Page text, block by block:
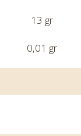
13 gr
0,01 gr